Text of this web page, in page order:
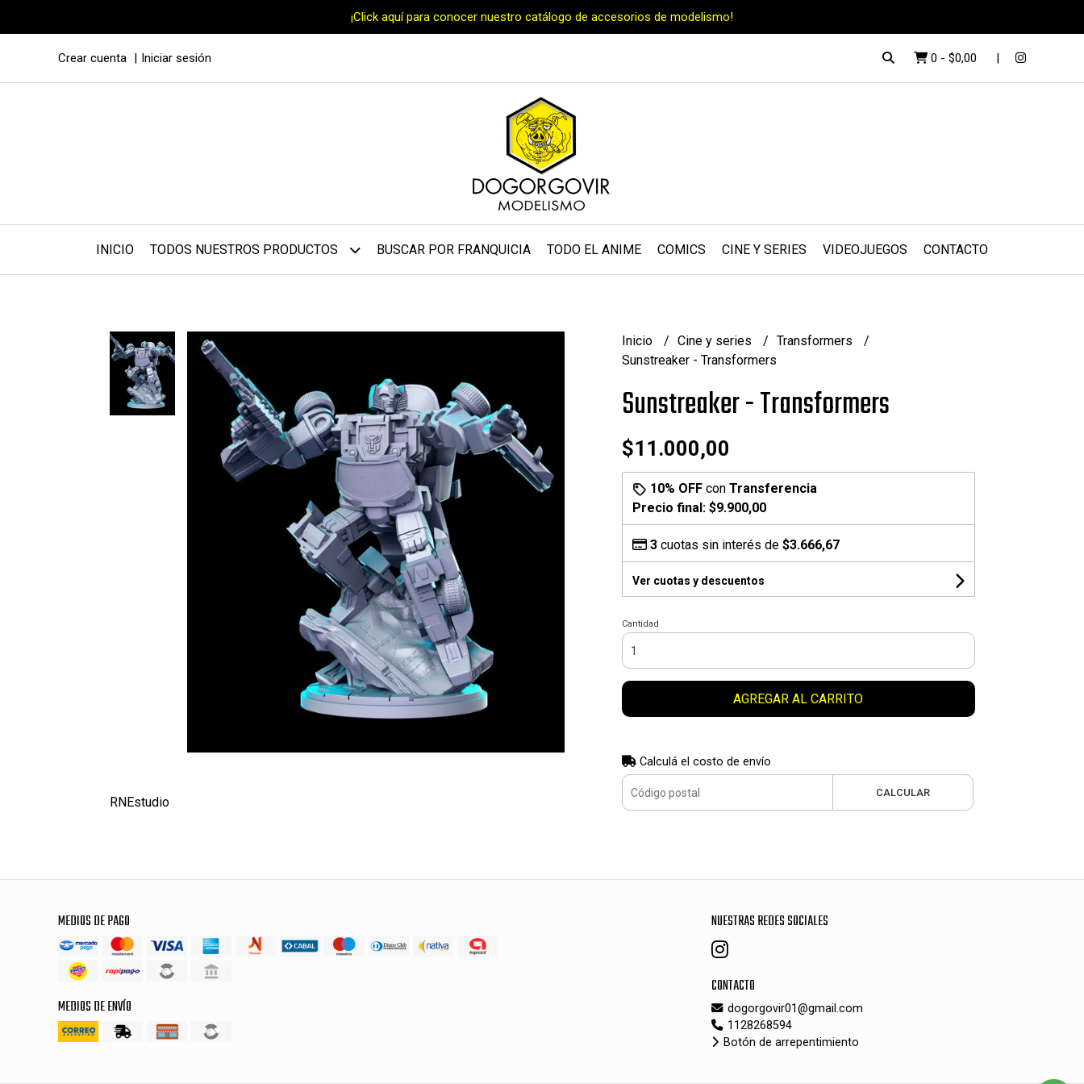
¡Click aquí para conocer nuestro catálogo de accesorios de modelismo!
Crear cuenta Iniciar sesión 0 - $0,00
INICIO TODOS NUESTROS PRODUCTOS BUSCAR POR FRANQUICIA TODO EL ANIME COMICS CINE Y SERIES VIDEOJUEGOS CONTACTO
RNEstudio
Inicio Cine y series
Transformers
Sunstreaker - Transformers
Sunstreaker - Transformers
$11.000,00
10% OFFcon Transferencia
Precio final: $9.900,00
3cuotas sin interés de $3.666,67
Ver cuotas y descuentos
Cantidad
AGREGAR AL CARRITO
Calculá el costo de envío
CALCULAR
MEDIOS DE PAGO
MEDIOS DE ENVÍO
NUESTRAS REDES SOCIALES
CONTACTO
dogorgovir01@gmail.com
1128268594
Botón de arrepentimiento